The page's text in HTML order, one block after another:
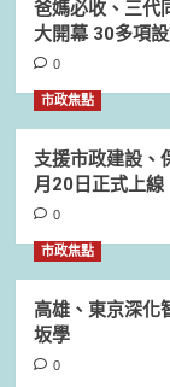
爸媽必收、三代
大開幕 30多項
0
市政焦點
支援市政建設、
月20日正式上線
0
市政焦點
高雄、東京深
坂學
0